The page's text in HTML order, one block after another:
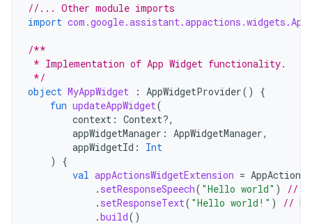
//... Other module imports
import
/**
* Implementation of App Widget functionality.
*/
object MyAppWidget : AppWidgetProvider()
{
fun updateAppWidget(
context : Context?,
appWidgetManager : AppWidgetManager,
appWidgetId :
Int
)
{
val appActionsWidgetExtension =
. setResponseSpeech( "Hello world" )
//
. setResponseText( "Hello world!" )
//
.build()